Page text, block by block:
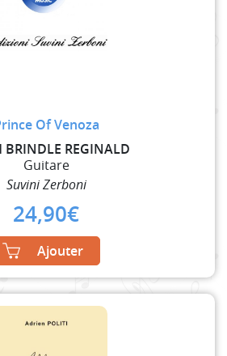
Of Venoza
BRINDLE REGINALD
Guitare
Suvini Zerboni
24,90€
Ajouter